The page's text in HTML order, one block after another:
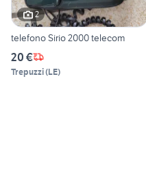
2
telefono Sirio 2000 telecom
20 €
Trepuzzi(LE)